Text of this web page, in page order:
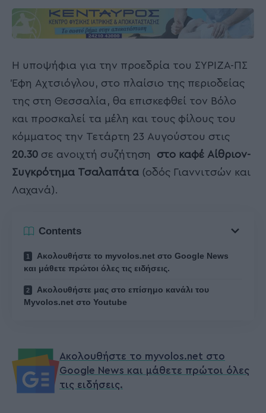
Η υποψήφια για την προεδρία του ΣΥΡΙΖΑ-ΠΣ
Έφη Αχτσιόγλου, στο πλαίσιο της περιοδείας
της στη Θεσσαλία, θα επισκεφθεί τον Βόλο
και προσκαλεί τα μέλη και τους φίλους του
κόμματος την Τετάρτη 23 Αυγούστου στις
20.30 σε ανοιχτή συζήτηση στο καφέ Αίθριον-
Συγκρότημα Τσαλαπάτα (οδός Γιαννιτσών και
Λαχανά).
Contents
Ακολουθήστε το myvolos.net στο Google News
και μάθετε πρώτοι όλες τις ειδήσεις.
Ακολουθήστε μας στο επίσημο κανάλι του
Myvolos.net στο Youtube
Ακολουθήστε το myvolos.net στο
Google News και μάθετε πρώτοι όλες
τις ειδήσεις.